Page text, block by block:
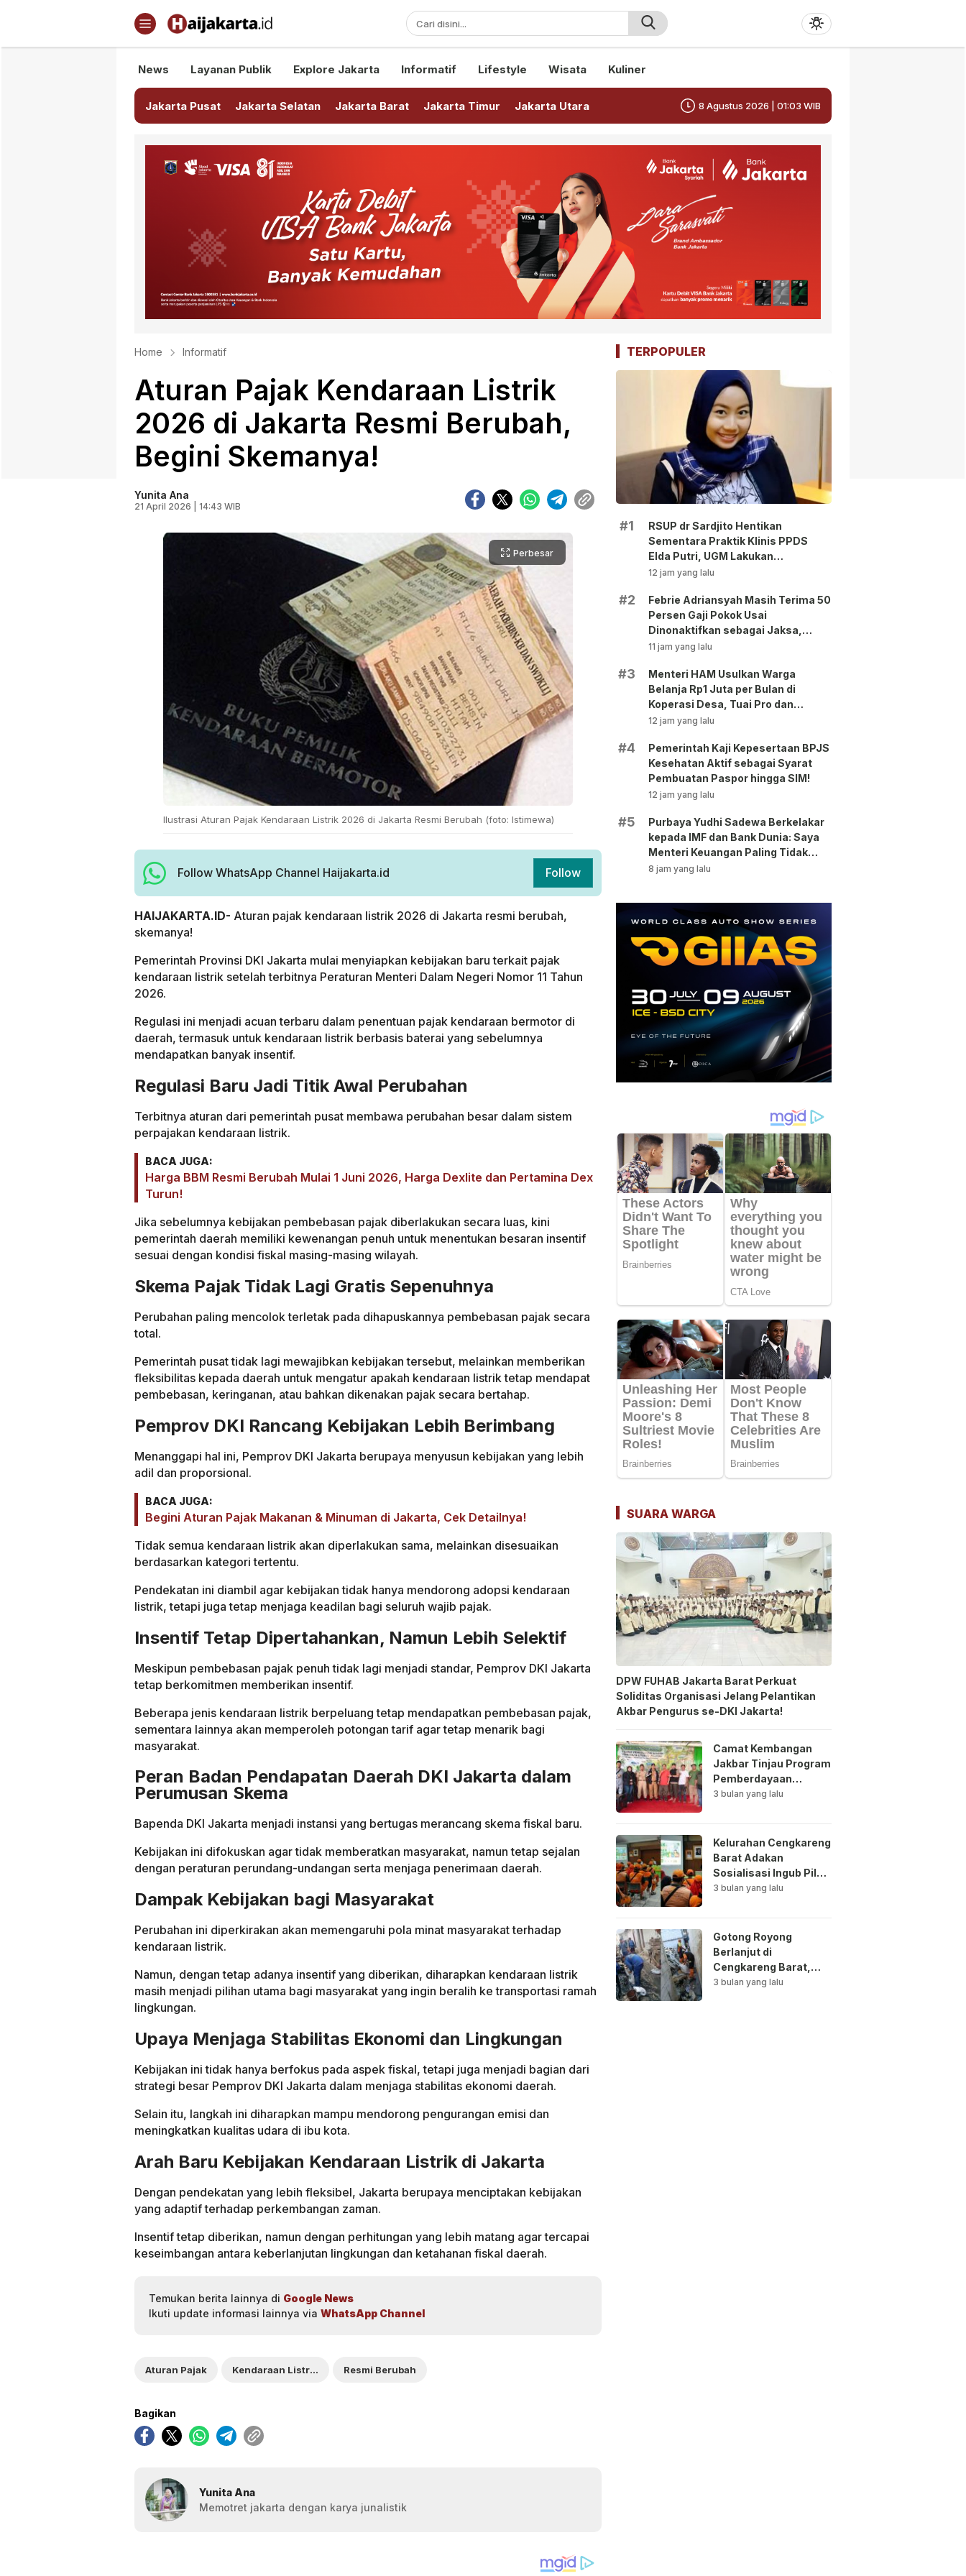
Haijakarta.id
Semua Tentang Jakarta Ada Disini!
News Layanan Publik Explore Jakarta Informatif Lifestyle Wisata Kuliner
Jakarta Pusat Jakarta Selatan Jakarta Barat Jakarta Timur Jakarta Utara 8 Agustus 2026 | 01:03 WIB
Home Informatif
Aturan Pajak Kendaraan Listrik
2026 di Jakarta Resmi Berubah,
Begini Skemanya!
Yunita Ana
21 April 2026 | 14:43 WIB
Perbesar
Ilustrasi Aturan Pajak Kendaraan Listrik 2026 di Jakarta Resmi Berubah (foto: Istimewa)
Follow WhatsApp Channel Haijakarta.id Follow
HAIJAKARTA.ID- Aturan pajak kendaraan listrik 2026 di Jakarta resmi berubah,
skemanya!
Pemerintah Provinsi DKI Jakarta mulai menyiapkan kebijakan baru terkait pajak
kendaraan listrik setelah terbitnya Peraturan Menteri Dalam Negeri Nomor 11 Tahun
2026.
Regulasi ini menjadi acuan terbaru dalam penentuan pajak kendaraan bermotor di
daerah, termasuk untuk kendaraan listrik berbasis baterai yang sebelumnya
mendapatkan banyak insentif.
Regulasi Baru Jadi Titik Awal Perubahan
Terbitnya aturan dari pemerintah pusat membawa perubahan besar dalam sistem
perpajakan kendaraan listrik.
BACA JUGA:
Harga BBM Resmi Berubah Mulai 1 Juni 2026, Harga Dexlite dan Pertamina Dex
Turun!
Jika sebelumnya kebijakan pembebasan pajak diberlakukan secara luas, kini
pemerintah daerah memiliki kewenangan penuh untuk menentukan besaran insentif
sesuai dengan kondisi fiskal masing-masing wilayah.
Skema Pajak Tidak Lagi Gratis Sepenuhnya
Perubahan paling mencolok terletak pada dihapuskannya pembebasan pajak secara
total.
Pemerintah pusat tidak lagi mewajibkan kebijakan tersebut, melainkan memberikan
fleksibilitas kepada daerah untuk mengatur apakah kendaraan listrik tetap mendapat
pembebasan, keringanan, atau bahkan dikenakan pajak secara bertahap.
Pemprov DKI Rancang Kebijakan Lebih Berimbang
Menanggapi hal ini, Pemprov DKI Jakarta berupaya menyusun kebijakan yang lebih
adil dan proporsional.
BACA JUGA:
Begini Aturan Pajak Makanan & Minuman di Jakarta, Cek Detailnya!
Tidak semua kendaraan listrik akan diperlakukan sama, melainkan disesuaikan
berdasarkan kategori tertentu.
Pendekatan ini diambil agar kebijakan tidak hanya mendorong adopsi kendaraan
listrik, tetapi juga tetap menjaga keadilan bagi seluruh wajib pajak.
Insentif Tetap Dipertahankan, Namun Lebih Selektif
Meskipun pembebasan pajak penuh tidak lagi menjadi standar, Pemprov DKI Jakarta
tetap berkomitmen memberikan insentif.
Beberapa jenis kendaraan listrik berpeluang tetap mendapatkan pembebasan pajak,
sementara lainnya akan memperoleh potongan tarif agar tetap menarik bagi
masyarakat.
Peran Badan Pendapatan Daerah DKI Jakarta dalam
Perumusan Skema
Bapenda DKI Jakarta menjadi instansi yang bertugas merancang skema fiskal baru.
Kebijakan ini difokuskan agar tidak memberatkan masyarakat, namun tetap sejalan
dengan peraturan perundang-undangan serta menjaga penerimaan daerah.
Dampak Kebijakan bagi Masyarakat
Perubahan ini diperkirakan akan memengaruhi pola minat masyarakat terhadap
kendaraan listrik.
Namun, dengan tetap adanya insentif yang diberikan, diharapkan kendaraan listrik
masih menjadi pilihan utama bagi masyarakat yang ingin beralih ke transportasi ramah
lingkungan.
Upaya Menjaga Stabilitas Ekonomi dan Lingkungan
Kebijakan ini tidak hanya berfokus pada aspek fiskal, tetapi juga menjadi bagian dari
strategi besar Pemprov DKI Jakarta dalam menjaga stabilitas ekonomi daerah.
Selain itu, langkah ini diharapkan mampu mendorong pengurangan emisi dan
meningkatkan kualitas udara di ibu kota.
Arah Baru Kebijakan Kendaraan Listrik di Jakarta
Dengan pendekatan yang lebih fleksibel, Jakarta berupaya menciptakan kebijakan
yang adaptif terhadap perkembangan zaman.
Insentif tetap diberikan, namun dengan perhitungan yang lebih matang agar tercapai
keseimbangan antara keberlanjutan lingkungan dan ketahanan fiskal daerah.
Temukan berita lainnya di Google News
Ikuti update informasi lainnya via WhatsApp Channel
Aturan Pajak Kendaraan Listrik 2026 di Jakarta Resmi Berubah
Bagikan
Yunita Ana
Memotret jakarta dengan karya junalistik
TERPOPULER
#1
RSUP dr Sardjito Hentikan
Sementara Praktik Klinis PPDS
Elda Putri, UGM Lakukan
Investigasi!
12 jam yang lalu
#2
Febrie Adriansyah Masih Terima 50
Persen Gaji Pokok Usai
Dinonaktifkan sebagai Jaksa,
Tunjangan ASN Dihentikan!
11 jam yang lalu
#3
Menteri HAM Usulkan Warga
Belanja Rp1 Juta per Bulan di
Koperasi Desa, Tuai Pro dan
Kontra!
12 jam yang lalu
#4
Pemerintah Kaji Kepesertaan BPJS
Kesehatan Aktif sebagai Syarat
Pembuatan Paspor hingga SIM!
12 jam yang lalu
#5
Purbaya Yudhi Sadewa Berkelakar
kepada IMF dan Bank Dunia: Saya
Menteri Keuangan Paling Tidak
Beruntung di Dunia!
8 jam yang lalu
SUARA WARGA
DPW FUHAB Jakarta Barat Perkuat
Soliditas Organisasi Jelang Pelantikan
Akbar Pengurus se-DKI Jakarta!
Camat Kembangan
Jakbar Tinjau Program
Pemberdayaan
Lingkungan di Bale
3 bulan yang lalu
Kelurahan Cengkareng
Barat Adakan
Sosialisasi Ingub Pilah
Sampah Kepada PPSU
3 bulan yang lalu
Gotong Royong
Berlanjut di
Cengkareng Barat,
Saluran Air
3 bulan yang lalu